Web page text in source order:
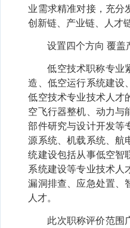
业需求精准对接，充分
创新链、产业链、人才
设置四个方向 覆盖
低空技术职称专业
造、低空运行系统建设
低空技术专业技术人才
空飞行器整机、动力与
部件研究与设计开发等
源系统、机载系统、航
统建设包括从事低空智
系统建设等专业技术人
漏洞排查、应急处置、
人才。
此次职称评价范围